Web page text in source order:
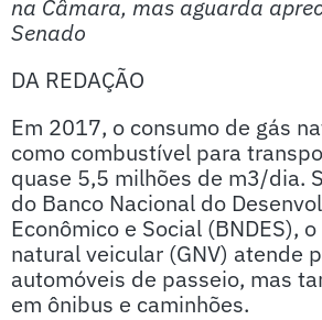
na Câmara, mas aguarda
Senado
DA REDAÇÃO
Em 2017, o consumo de gás
como combustível para
quase 5,5 milhões de m3/dia.
do Banco Nacional do
Econômico e Social (BNDES),
natural veicular (GNV) atende
automóveis de passeio, mas
em ônibus e caminhões.